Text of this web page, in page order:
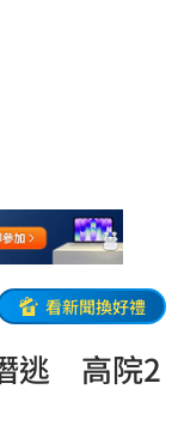
看新聞換好禮
逃 高院2